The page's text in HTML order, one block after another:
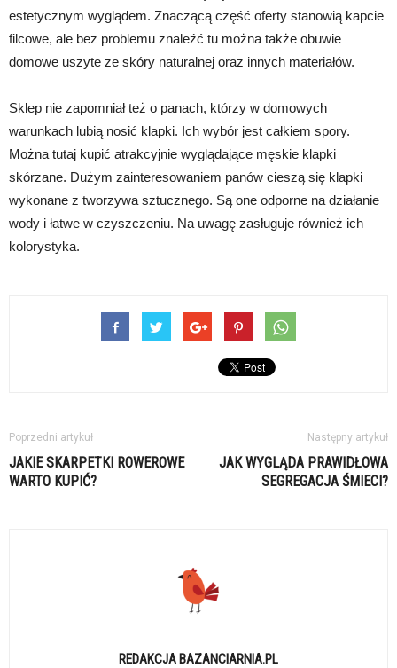
estetycznym wyglądem. Znaczącą część oferty stanowią kapcie
filcowe, ale bez problemu znaleźć tu można także obuwie
domowe uszyte ze skóry naturalnej oraz innych materiałów.
Sklep nie zapomniał też o panach, którzy w domowych
warunkach lubią nosić klapki. Ich wybór jest całkiem spory.
Można tutaj kupić atrakcyjnie wyglądające męskie klapki
skórzane. Dużym zainteresowaniem panów cieszą się klapki
wykonane z tworzywa sztucznego. Są one odporne na działanie
wody i łatwe w czyszczeniu. Na uwagę zasługuje również ich
kolorystyka.
Poprzedni artykuł
JAKIE SKARPETKI ROWEROWE
WARTO KUPIĆ?
Następny artykuł
JAK WYGLĄDA PRAWIDŁOWA
SEGREGACJA ŚMIECI?
REDAKCJA BAZANCIARNIA.PL